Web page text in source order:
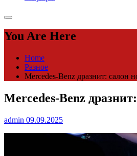
You Are Here
Home
Разное
Mercedes-Benz дразнит: салон
Mercedes-Benz
admin 09.09.2025